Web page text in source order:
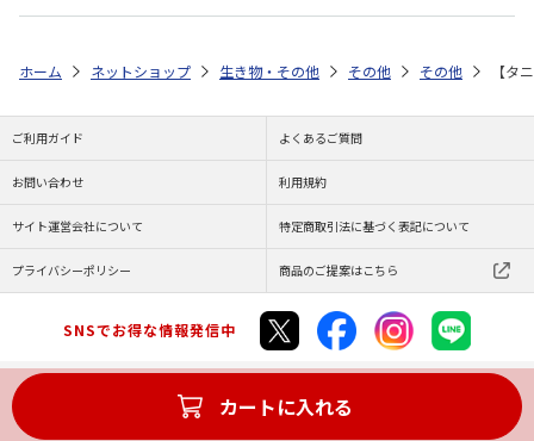
カートに入れる
ホーム ネットショップ 生き物・その他 その他 その他 【タ
ご利用ガイド よくあるご質問
お問い合わせ 利用規約
サイト運営会社について 特定商取引法に基づく表記について
プライバシーポリシー 商品のご提案はこちら
SNSでお得な情報発信中